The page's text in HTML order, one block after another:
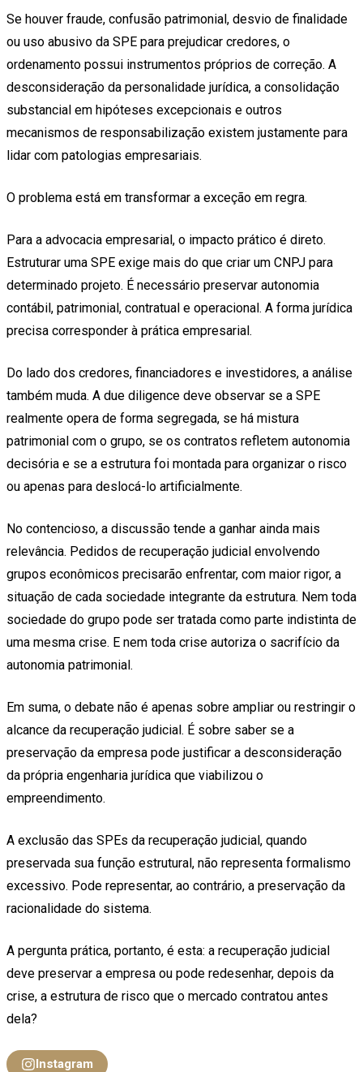
Se houver fraude, confusão patrimonial, desvio de finalidade
ou uso abusivo da SPE para prejudicar credores, o
ordenamento possui instrumentos próprios de correção. A
desconsideração da personalidade jurídica, a consolidação
substancial em hipóteses excepcionais e outros
mecanismos de responsabilização existem justamente para
lidar com patologias empresariais.
O problema está em transformar a exceção em regra.
Para a advocacia empresarial, o impacto prático é direto.
Estruturar uma SPE exige mais do que criar um CNPJ para
determinado projeto. É necessário preservar autonomia
contábil, patrimonial, contratual e operacional. A forma jurídica
precisa corresponder à prática empresarial.
Do lado dos credores, financiadores e investidores, a análise
também muda. A due diligence deve observar se a SPE
realmente opera de forma segregada, se há mistura
patrimonial com o grupo, se os contratos refletem autonomia
decisória e se a estrutura foi montada para organizar o risco
ou apenas para deslocá-lo artificialmente.
No contencioso, a discussão tende a ganhar ainda mais
relevância. Pedidos de recuperação judicial envolvendo
grupos econômicos precisarão enfrentar, com maior rigor, a
situação de cada sociedade integrante da estrutura. Nem toda
sociedade do grupo pode ser tratada como parte indistinta de
uma mesma crise. E nem toda crise autoriza o sacrifício da
autonomia patrimonial.
Em suma, o debate não é apenas sobre ampliar ou restringir o
alcance da recuperação judicial. É sobre saber se a
preservação da empresa pode justificar a desconsideração
da própria engenharia jurídica que viabilizou o
empreendimento.
A exclusão das SPEs da recuperação judicial, quando
preservada sua função estrutural, não representa formalismo
excessivo. Pode representar, ao contrário, a preservação da
racionalidade do sistema.
A pergunta prática, portanto, é esta: a recuperação judicial
deve preservar a empresa ou pode redesenhar, depois da
crise, a estrutura de risco que o mercado contratou antes
dela?
Instagram